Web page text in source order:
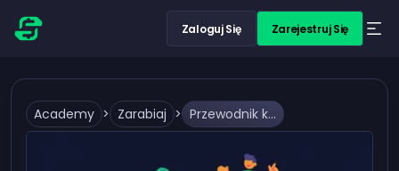
Zaloguj Się Zarejestruj Się
Academy > Zarabiaj > Przewodnik krok po kroku: jak stworzyć i sprzedać kurs online